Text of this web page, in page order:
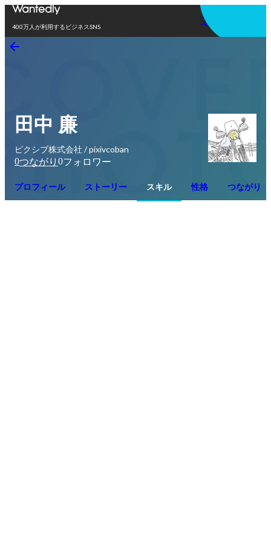
400万人が利用するビジネスSNS
アプリを使う
田中 廉
ピクシブ株式会社 / pixivcoban
0つながり 0フォロワー
プロフィール ストーリー スキル 性格 つながり